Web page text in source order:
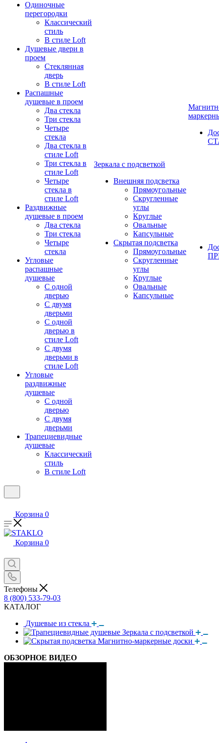
Одиночные
перегородки
Классический
стиль
В стиле Loft
Душевые двери в
проем
Стеклянная
дверь
В стиле Loft
Распашные
душевые в проем
Два стекла
Три стекла
Четыре
стекла
Два стекла в
стиле Loft
Три стекла в
стиле Loft
Четыре
стекла в
стиле Loft
Раздвижные
душевые в проем
Два стекла
Три стекла
Четыре
стекла
Угловые
распашные
душевые
С одной
дверью
С двумя
дверьми
С одной
дверью в
стиле Loft
С двумя
дверьми в
стиле Loft
Угловые
раздвижные
душевые
С одной
дверью
С двумя
дверьми
Трапециевидные
душевые
Классический
стиль
В стиле Loft
Зеркала с подсветкой
Внешняя подсветка
Прямоугольные
Скругленные
углы
Круглые
Овальные
Капсульные
Скрытая подсветка
Прямоугольные
Скругленные
углы
Круглые
Овальные
Капсульные
Корзина 0
Корзина 0
Телефоны
8 (800) 533-79-03
КАТАЛОГ
Душевые из стекла
Зеркала с подсветкой
Магнитно-маркерные доски
ОБЗОРНОЕ ВИДЕО